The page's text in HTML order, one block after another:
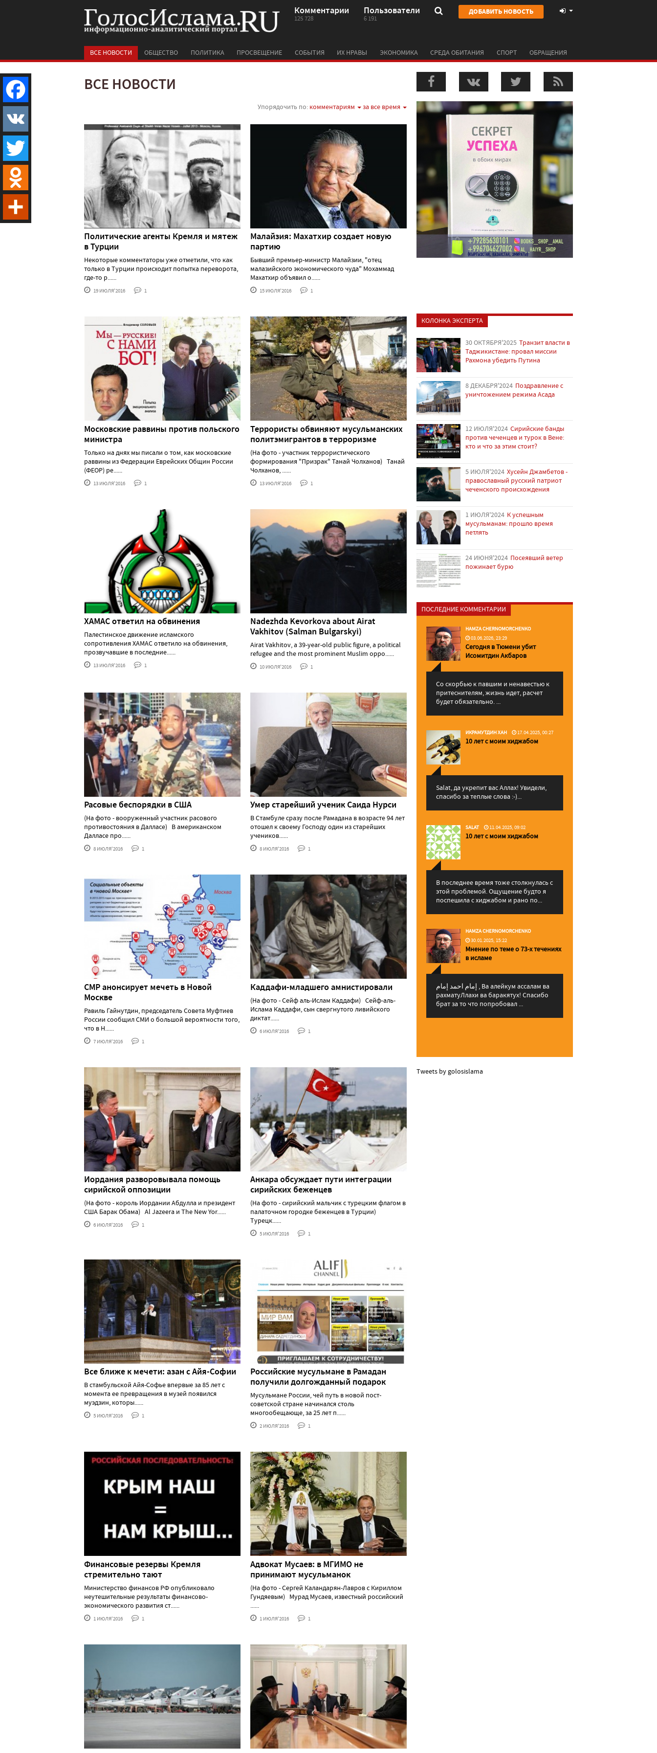
Комментарии
125 728
Пользователи
6 191
ДОБАВИТЬ НОВОСТЬ
ВСЕ НОВОСТИ ОБЩЕСТВО ПОЛИТИКА ПРОСВЕЩЕНИЕ СОБЫТИЯ ИХ НРАВЫ ЭКОНОМИКА СРЕДА ОБИТАНИЯ СПОРТ ОБРАЩЕНИЯ
ВСЕ НОВОСТИ
Упорядочить по: комментариям за все время
Политические агенты Кремля и мятеж
в Турции
Некоторые комментаторы уже отметили, что как
только в Турции происходит попытка переворота,
где-то р......
19 ИЮЛЯ'2016 1
Малайзия: Махатхир создает новую
партию
Бывший премьер-министр Малайзии, "отец
малазийского экономического чуда" Мохаммад
Махатхир объявил о......
15 ИЮЛЯ'2016 1
Московские раввины против польского
министра
Только на днях мы писали о том, как московские
раввины из Федерации Еврейских Общин России
(ФЕОР) ре......
13 ИЮЛЯ'2016 1
Террористы обвиняют мусульманских
политэмигрантов в терроризме
(На фото - участник террористического
формирования "Призрак" Танай Чолханов) Танай
Чолханов, ......
13 ИЮЛЯ'2016 1
ХАМАС ответил на обвинения
Палестинское движение исламского
сопротивления ХАМАС ответило на обвинения,
прозвучавшие в последние......
13 ИЮЛЯ'2016 1
Nadezhda Kevorkova about Airat
Vakhitov (Salman Bulgarskyi)
Airat Vakhitov, a 39-year-old public figure, a political
refugee and the most prominent Muslim oppo......
10 ИЮЛЯ'2016 1
Расовые беспорядки в США
(На фото - вооруженный участник расового
противостояния в Далласе) В американском
Далласе про......
8 ИЮЛЯ'2016 1
Умер старейший ученик Саида Нурси
В Стамбуле сразу после Рамадана в возрасте 94 лет
отошел к своему Господу один из старейших
учеников......
8 ИЮЛЯ'2016 1
СМР анонсирует мечеть в Новой
Москве
Равиль Гайнутдин, председатель Совета Муфтиев
России сообщил СМИ о большой вероятности того,
что в Н......
7 ИЮЛЯ'2016 1
Каддафи-младшего амнистировали
(На фото - Сейф аль-Ислам Каддафи) Сейф-аль-
Ислама Каддафи, сын свергнутого ливийского
диктат......
6 ИЮЛЯ'2016 1
Иордания разворовывала помощь
сирийской оппозиции
(На фото - король Иордании Абдулла и президент
США Барак Обама) Al Jazeera и The New Yor......
6 ИЮЛЯ'2016 1
Анкара обсуждает пути интеграции
сирийских беженцев
(На фото - сирийский мальчик с турецким флагом в
палаточном городке беженцев в Турции)
Турецк......
5 ИЮЛЯ'2016 1
Все ближе к мечети: азан с Айя-Софии
В стамбульской Айя-Софье впервые за 85 лет с
момента ее превращения в музей появился
муэдзин, которы......
5 ИЮЛЯ'2016 1
Российские мусульмане в Рамадан
получили долгожданный подарок
Мусульмане России, чей путь в новой пост-
советской стране начинался столь
многообещающе, за 25 лет п......
2 ИЮЛЯ'2016 1
Финансовые резервы Кремля
стремительно тают
Министерство финансов РФ опубликовало
неутешительные результаты финансово-
экономического развития ст......
1 ИЮЛЯ'2016 1
Адвокат Мусаев: в МГИМО не
принимают мусульманок
(На фото - Сергей Каландарян-Лавров с Кириллом
Гундяевым) Мурад Мусаев, известный российский
......
1 ИЮЛЯ'2016 1
КОЛОНКА ЭКСПЕРТА
30 ОКТЯБРЯ'2025 Транзит власти в
Таджикистане: провал миссии
Рахмона убедить Путина
8 ДЕКАБРЯ'2024 Поздравление с
уничтожением режима Асада
12 ИЮЛЯ'2024 Сирийские банды
против чеченцев и турок в Вене:
кто и что за этим стоит?
5 ИЮЛЯ'2024 Хусейн Джамбетов -
православный русский патриот
чеченского происхождения
1 ИЮЛЯ'2024 К успешным
мусульманам: прошло время
петлять
24 ИЮНЯ'2024 Посеявший ветер
пожинает бурю
ПОСЛЕДНИЕ КОММЕНТАРИИ
HAMZA CHERNOMORCHENKO
03.06.2026, 23:29
Сегодня в Тюмени убит
Исомитдин Акбаров
Со скорбью к павшим и ненавестью к
притеснителям, жизнь идет, расчет
будет обязательно. ...
ИКРАМУТДИН ХАН 17.04.2025, 00:27
10 лет с моим хиджабом
Salat, да укрепит вас Аллаx! Увидели,
спасибо за теплые слова :-)...
SALAT 11.04.2025, 09:02
10 лет с моим хиджабом
В последнее время тоже столкнулась с
этой проблемой. Ощущение будто я
поспешила с хиджабом и рано по...
HAMZA CHERNOMORCHENKO
30.01.2025, 15:22
Мнение по теме о 73-х течениях
в исламе
إمام احمد إمام , Ва алейкум ассалам ва
рахматуЛлахи ва баракятух! Спасибо
брат за то что попробовал ...
Tweets by golosislama
Facebook
VK
Twitter
Odnoklassniki